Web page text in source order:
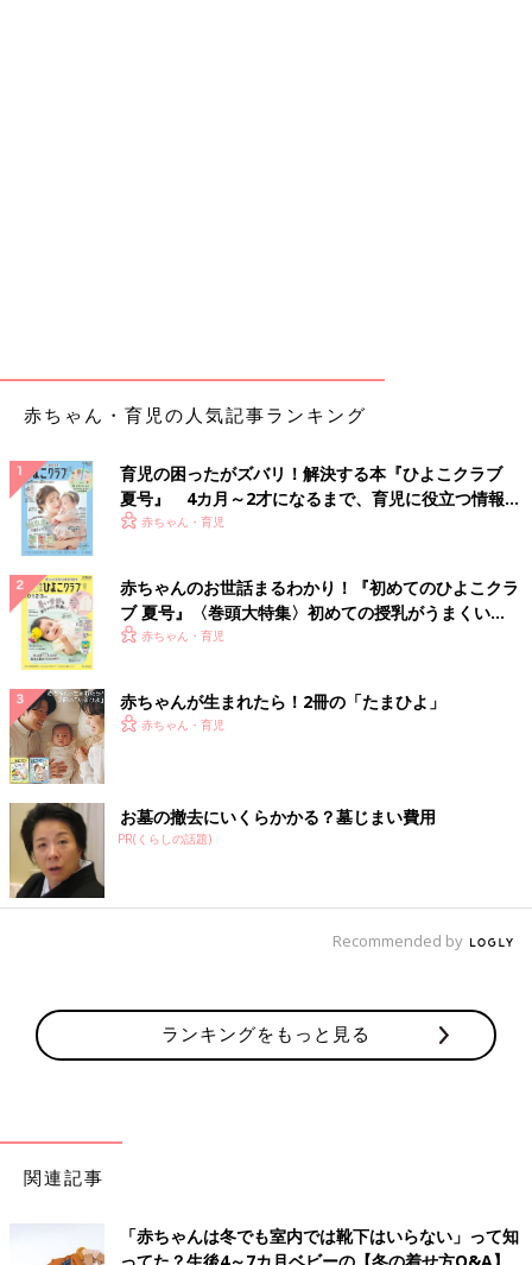
赤ちゃん・育児の人気記事ランキング
育児の困ったがズバリ！解決する本『ひよこクラブ
夏号』 4カ月～2才になるまで、育児に役立つ情報が
いっぱい！
赤ちゃん・育児
赤ちゃんのお世話まるわかり！『初めてのひよこクラ
ブ 夏号』〈巻頭大特集〉初めての授乳がうまくい
く！ おっぱい・ミルクの基本と夏のトラブル 解決テ
赤ちゃん・育児
赤ちゃんが生まれたら！2冊の「たまひよ」
赤ちゃん・育児
お墓の撤去にいくらかかる？墓じまい費用
PR(くらしの話題)
Recommended by
ランキングをもっと見る
関連記事
「赤ちゃんは冬でも室内では靴下はいらない」って知